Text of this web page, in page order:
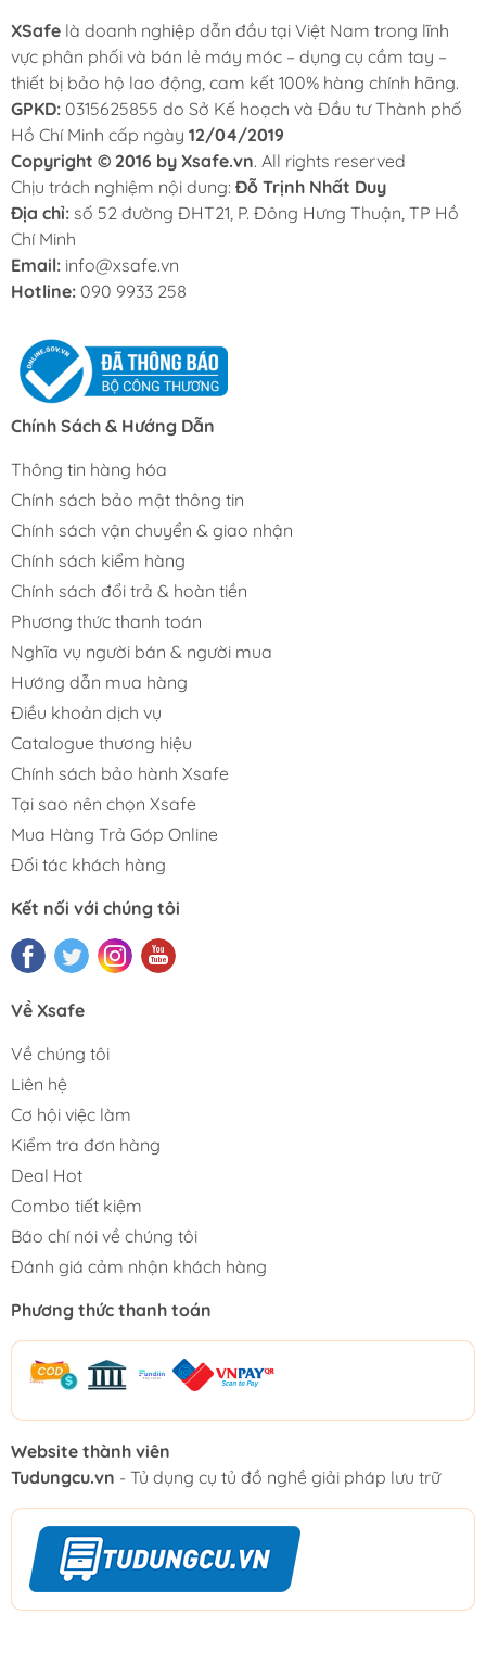
XSafe là doanh nghiệp dẫn đầu tại Việt Nam trong lĩnh
vực phân phối và bán lẻ máy móc – dụng cụ cầm tay –
thiết bị bảo hộ lao động, cam kết 100% hàng chính hãng.
GPKD: 0315625855 do Sở Kế hoạch và Đầu tư Thành phố
Hồ Chí Minh cấp ngày 12/04/2019
Copyright © 2016 by Xsafe.vn. All rights reserved
Chịu trách nghiệm nội dung: Đỗ Trịnh Nhất Duy
Địa chỉ: số 52 đường ĐHT21, P. Đông Hưng Thuận, TP Hồ
Chí Minh
Email: info@xsafe.vn
Hotline: 090 9933 258
Chính Sách & Hướng Dẫn
Thông tin hàng hóa
Chính sách bảo mật thông tin
Chính sách vận chuyển & giao nhận
Chính sách kiểm hàng
Chính sách đổi trả & hoàn tiền
Phương thức thanh toán
Nghĩa vụ người bán & người mua
Hướng dẫn mua hàng
Điều khoản dịch vụ
Catalogue thương hiệu
Chính sách bảo hành Xsafe
Tại sao nên chọn Xsafe
Mua Hàng Trả Góp Online
Đối tác khách hàng
Kết nối với chúng tôi
Về Xsafe
Về chúng tôi
Liên hệ
Cơ hội việc làm
Kiểm tra đơn hàng
Deal Hot
Combo tiết kiệm
Báo chí nói về chúng tôi
Đánh giá cảm nhận khách hàng
Phương thức thanh toán
Website thành viên
Tudungcu.vn - Tủ dụng cụ tủ đồ nghề giải pháp lưu trữ